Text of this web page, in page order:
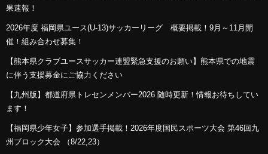
果速報！
2026年度 福岡県ユース(U-13)サッカーリーグ 概要掲載！9月～11月開
催！組み合わせ募集！
【熊本県クラブユースサッカー連盟緊急支援のお願い】熊本県での地震
に伴う支援募金にご協力ください
【九州版】都道府県トレセンメンバー2026 随時更新！情報お待ちしてい
ます！
【福岡県少年女子】参加選手掲載！2026年度国民スポーツ大会 第46回九
州ブロック大会 （8/22,23）